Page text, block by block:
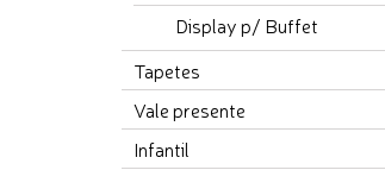
Display p/ Buffet
Tapetes
Vale presente
Infantil